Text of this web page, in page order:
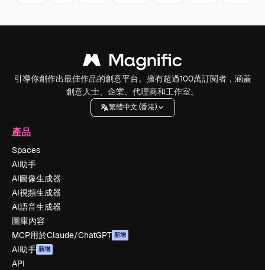
引導你創作出最佳作品的創意平台。擁有超過100萬訂閱者，涵蓋
創意人士、企業、代理商和工作室。
繁體中文 (香港)
產品
Spaces
AI助手
AI圖像生成器
AI視頻生成器
AI語音生成器
圖庫內容
MCP用於Claude/ChatGPT 新增
AI助手 新增
API